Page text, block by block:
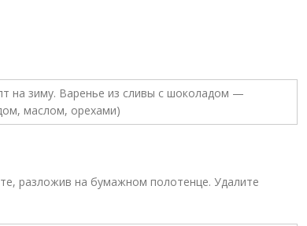
разложив на бумажном полотенце. Удалите